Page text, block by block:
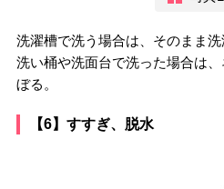
洗濯槽で洗う場合は、そのまま洗
洗い桶や洗面台で洗った場合は
ぼる。
【6】すすぎ、脱水